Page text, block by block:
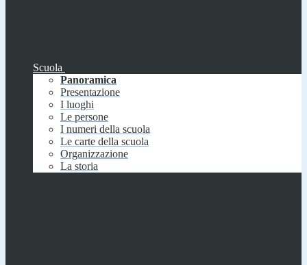
Scuola
Panoramica
Presentazione
I luoghi
Le persone
I numeri della scuola
Le carte della scuola
Organizzazione
La storia